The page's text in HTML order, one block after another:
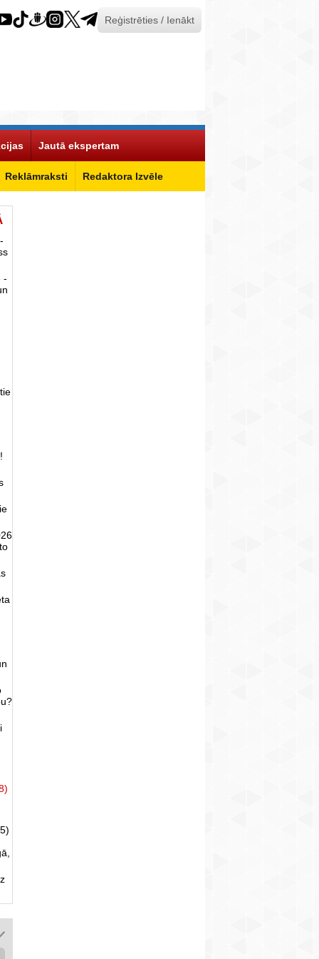
Reģistrēties / Ienākt
Reklāmraksti Redaktora Izvēle
Jautā ekspertam
-